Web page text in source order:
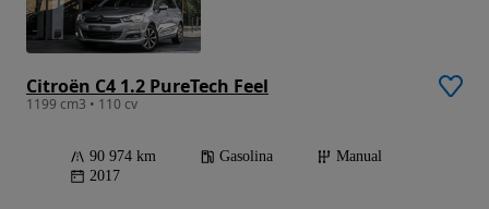
Citroën C4 1.2 PureTech Feel
1199 cm3 • 110 cv
90 974 km Gasolina
Manual
2017